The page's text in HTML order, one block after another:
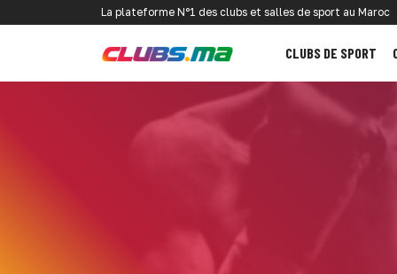
La plateforme N°1 des clubs et salles de sport au Maroc
CLUBS DE SPORT